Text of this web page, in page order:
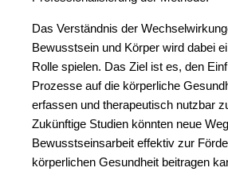
Das Verständnis der
Bewusstsein und Körper wird dabei
Rolle spielen. Das Ziel ist es, den
Prozesse auf die körperliche
erfassen und therapeutisch nutzbar
Zukünftige Studien könnten neue
Bewusstseinsarbeit effektiv zur
körperlichen Gesundheit beitragen